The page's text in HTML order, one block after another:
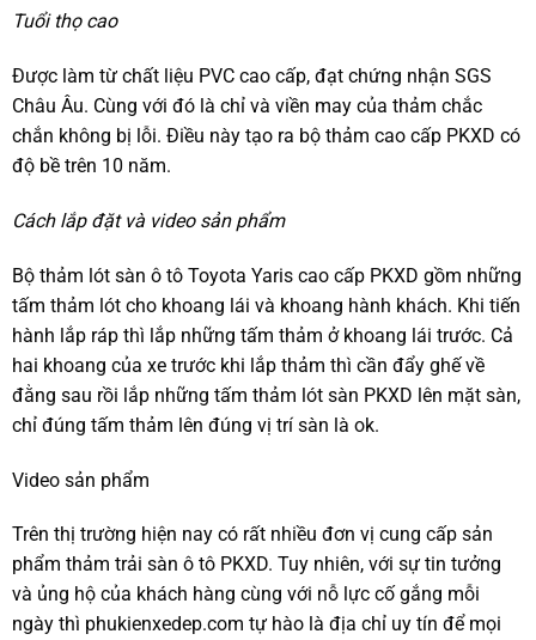
Tuổi thọ cao
Được làm từ chất liệu PVC cao cấp, đạt chứng nhận SGS
Châu Âu. Cùng với đó là chỉ và viền may của thảm chắc
chắn không bị lỗi. Điều này tạo ra bộ thảm cao cấp PKXD có
độ bề trên 10 năm.
Cách lắp đặt và video sản phẩm
Bộ thảm lót sàn ô tô Toyota Yaris cao cấp PKXD gồm những
tấm thảm lót cho khoang lái và khoang hành khách. Khi tiến
hành lắp ráp thì lắp những tấm thảm ở khoang lái trước. Cả
hai khoang của xe trước khi lắp thảm thì cần đẩy ghế về
đằng sau rồi lắp những tấm thảm lót sàn PKXD lên mặt sàn,
chỉ đúng tấm thảm lên đúng vị trí sàn là ok.
Video sản phẩm
Trên thị trường hiện nay có rất nhiều đơn vị cung cấp sản
phẩm thảm trải sàn ô tô PKXD. Tuy nhiên, với sự tin tưởng
và ủng hộ của khách hàng cùng với nỗ lực cố gắng mỗi
ngày thì phukienxedep.com tự hào là địa chỉ uy tín để mọi